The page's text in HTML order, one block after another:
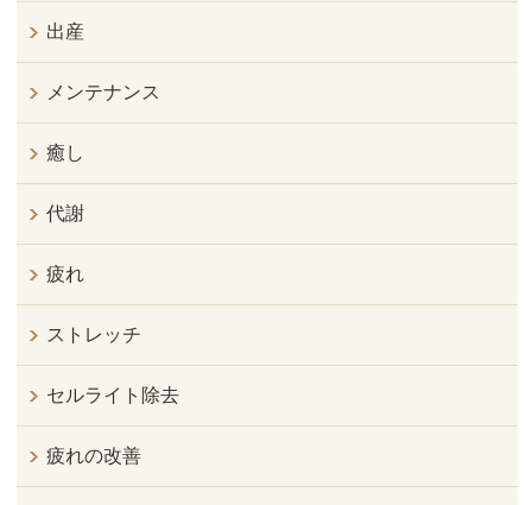
出産
メンテナンス
癒し
代謝
疲れ
ストレッチ
セルライト除去
疲れの改善